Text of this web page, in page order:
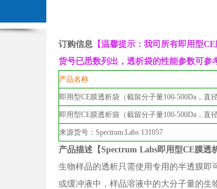
订购信息 【温馨提示：我司所有即用型
货号已悉数列出，透析袋的性能参数可参
产品名称
即用型CE膜透析袋（截留分子量100-500Da，直径
即用型CE膜透析袋（截留分子量100-500Da，直径
来源货号：Spectrum Labs 131057
产品描述【Spectrum Labs即用型CE膜透
生物样品的透析只需使用专用的半透膜即
或缓冲液中，样品溶液中的大分子量的